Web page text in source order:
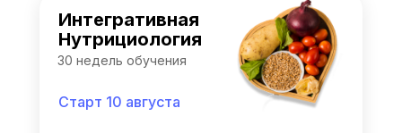
Интегративная
Нутрициология
Старт 10 августа
30 недель обучения